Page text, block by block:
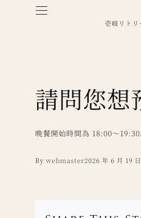
壱岐リト
請問您想
晚餐開始時間為 18:00～
By webmaster2026 年 6 月 19 日